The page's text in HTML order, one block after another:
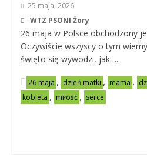
25 maja, 2026
WTZ PSONI Żory
26 maja w Polsce obchodzony
Oczywiście wszyscy o tym
święto się wywodzi, jak…..
26 maja , dzień matki , mama ,
kobieta , miłość , serce